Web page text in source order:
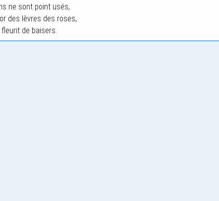
ne sont point usés,
des lèvres des roses,
de baisers.